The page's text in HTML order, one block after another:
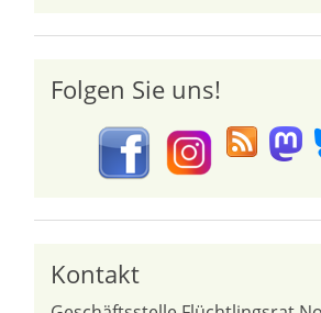
Folgen Sie uns!
Kontakt